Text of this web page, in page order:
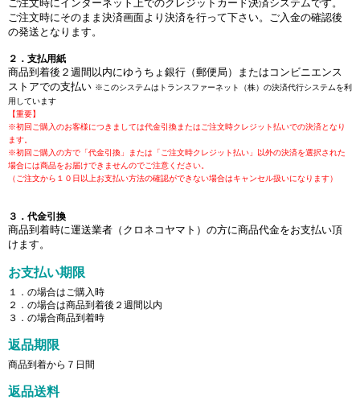
ご注文時にインターネット上でのクレジットカード決済システムです。
ご注文時にそのまま決済画面より決済を行って下さい。ご入金の確認後
の発送となります。
２．支払用紙
商品到着後２週間以内にゆうちょ銀行（郵便局）またはコンビニエンス
ストアでの支払い ※このシステムはトランスファーネット（株）の決済代行システムを利
用しています
【重要】
※初回ご購入のお客様につきましては代金引換またはご注文時クレジット払いでの決済となり
ます。
※初回ご購入の方で「代金引換」または「ご注文時クレジット払い」以外の決済を選択された
場合には商品をお届けできませんのでご注意ください。
（ご注文から１０日以上お支払い方法の確認ができない場合はキャンセル扱いになります）
３．代金引換
商品到着時に運送業者（クロネコヤマト）の方に商品代金をお支払い頂
けます。
お支払い期限
１．の場合はご購入時
２．の場合は商品到着後２週間以内
３．の場合商品到着時
返品期限
商品到着から７日間
返品送料